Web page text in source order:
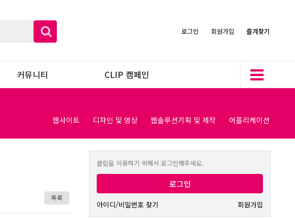
로그인 회원가입 즐겨찾기
커뮤니티 CLIP 캠페인
웹사이트 디자인 및 영상 웹솔루션기획 및 제작 어플리케이션
목록
클립을 이용하기 위해서 로그인해주세요.
로그인
아이디/비밀번호 찾기 회원가입